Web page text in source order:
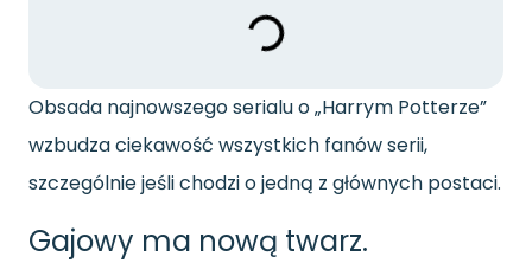
Obsada najnowszego serialu o „Harrym Potterze”
wzbudza ciekawość wszystkich fanów serii,
szczególnie jeśli chodzi o jedną z głównych postaci.
Gajowy ma nową twarz.